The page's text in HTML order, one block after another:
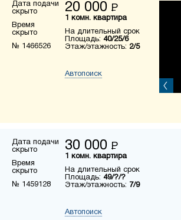
Дата подачи
скрыто
Время
скрыто
№ 1466526
20 000 Р
1 комн. квартира
На длительный срок
Площадь: 40/25/6
Этаж/этажность: 2/5
Автопоиск
Дата подачи
скрыто
Время
скрыто
№ 1459128
30 000 Р
1 комн. квартира
На длительный срок
Площадь: 49/?/?
Этаж/этажность: 7/9
Автопоиск